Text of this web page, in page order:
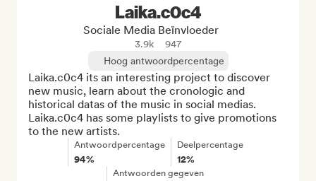
Laika.c0c4
Sociale Media Beïnvloeder
3.9k
947
Hoog antwoordpercentage
Laika.c0c4 its an interesting project to discover
new music, learn about the cronologic and
historical datas of the music in social medias.
Laika.c0c4 has some playlists to give promotions
to the new artists.
Antwoordpercentage
94%
Deelpercentage
12%
Antwoorden gegeven